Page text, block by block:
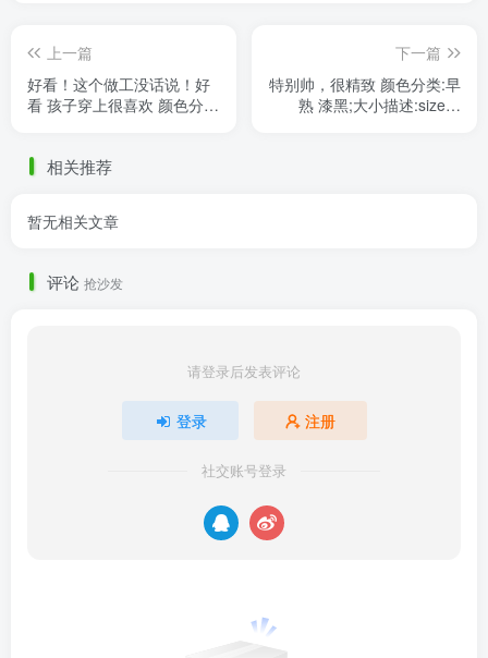
上一篇
好看！这个做工没话说！好
看 孩子穿上很喜欢 颜色分
下一篇
特别帅，很精致 颜色分类:早
熟 漆黑;大小描述:size：
相关推荐
暂无相关文章
评论 抢沙发
请登录后发表评论
登录 注册
社交账号登录